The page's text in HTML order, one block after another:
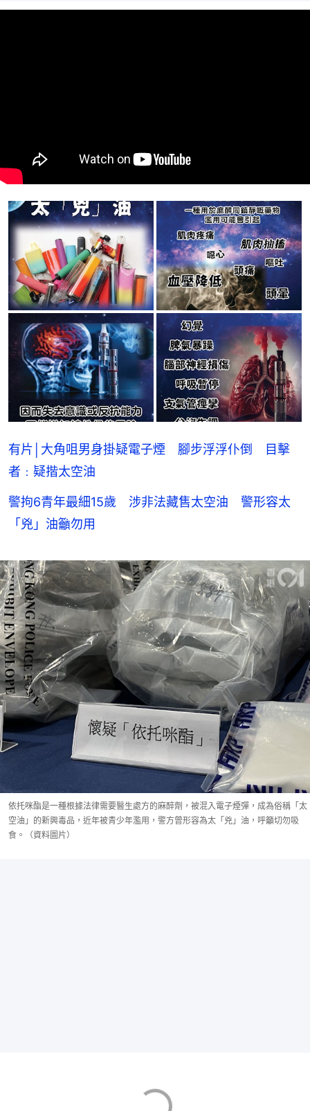
有片│大角咀男身掛疑電子煙 腳步浮浮仆倒 目擊
者﹕疑揩太空油
警拘6青年最細15歲 涉非法藏售太空油 警形容太
「兇」油籲勿用
依托咪酯是一種根據法律需要醫生處方的麻醉劑，被混入電子煙彈，成為俗稱「太
空油」的新興毒品，近年被青少年濫用，警方曾形容為太「兇」油，呼籲切勿吸
食。（資料圖片）